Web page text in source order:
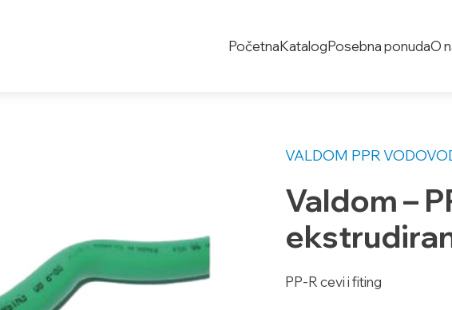
PočetnaKatalogPosebna ponudaO
Valdom –
PP-R cevi i fiting
VALDOM PPR